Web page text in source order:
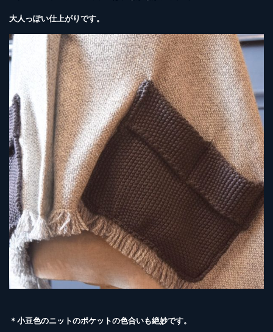
大人っぽい仕上がりです。
＊小豆色のニットのポケットの色合いも絶妙です。